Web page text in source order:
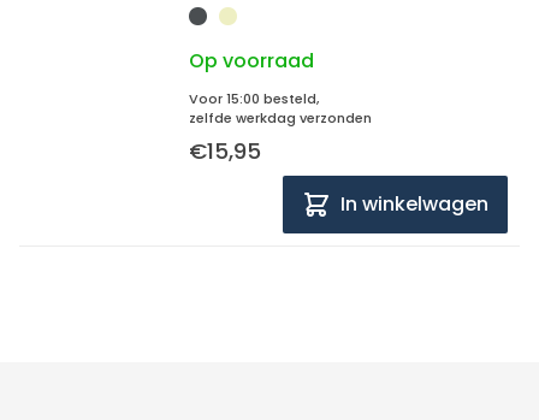
Op voorraad
Voor 15:00 besteld,
zelfde werkdag verzonden
€15,95
In winkelwagen